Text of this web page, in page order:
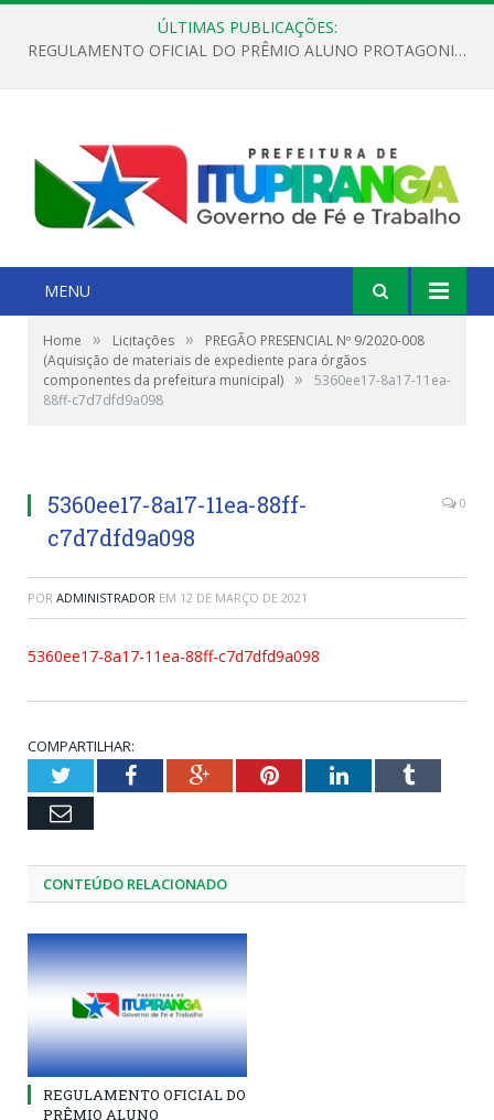
ÚLTIMAS PUBLICAÇÕES:
REGULAMENTO OFICIAL DO PRÊMIO ALUNO PROTAGONISTA – EDIÇÃO 2026
MENU
Home » Licitações »
PREGÃO PRESENCIAL Nº 9/2020-008
(Aquisição de materiais de expediente para órgãos
componentes da prefeitura municipal) »
5360ee17-8a17-11ea-
88ff-c7d7dfd9a098
5360ee17-8a17-11ea-88ff-
c7d7dfd9a098
0
POR ADMINISTRADOR EM 12 DE MARÇO DE 2021
5360ee17-8a17-11ea-88ff-c7d7dfd9a098
COMPARTILHAR:
TwitterFacebookGoogle+PinterestLinkedInTumblr
Email
CONTEÚDO RELACIONADO
REGULAMENTO OFICIAL DO
PRÊMIO ALUNO